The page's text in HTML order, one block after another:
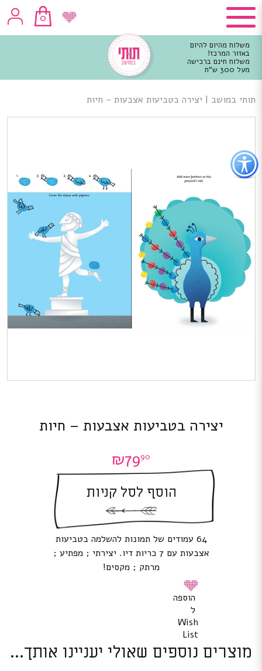
כפתור
לפתיחת
תפריט
נגישות
0
משלוח מהיום להיום
באזור המרכז!
משלוח חינם ברכישה
מעל 300 ש"ח
מרכזי
תותי במושב | יצירה בטביעות אצבעות – חיות
יצירה בטביעות אצבעות – חיות
₪7990
הוסף לסל קניות
64 עמודים של תמונות להשלמה בטביעות
אצבעות עם 7 כריות דיו. יצירתי ; מפתיע ;
מרתק ; מקסים!
הוספה
ל
Wish
List
מוצרים נוספים שאולי יעניינו אותך...